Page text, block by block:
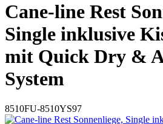
Cane-line Rest
Single inklusive
mit Quick Dry &
System
8510FU-8510YS97